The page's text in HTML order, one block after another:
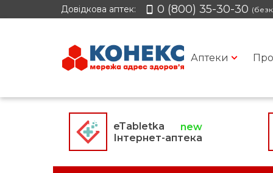
Довідкова аптек: 0 (800) 35-30-30
Аптеки
eTabletka
Інтернет-аптека